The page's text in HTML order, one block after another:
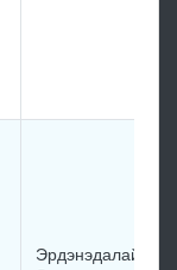
Эрдэнэдалайн